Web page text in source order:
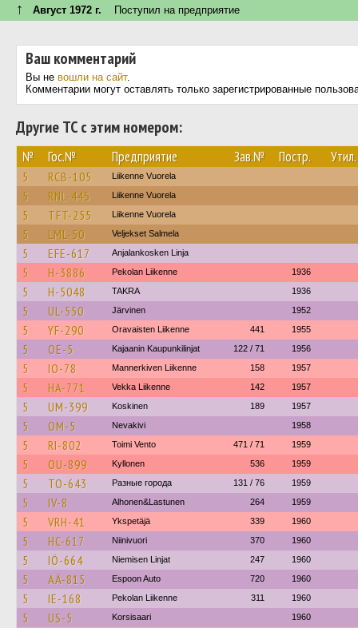
↑ Август 1972 г. Поступил на предприятие
Ваш комментарий
Вы не вошли на сайт.
Комментарии могут оставлять только зарегистрированные
Другие ТС с этим номером:
№ Гос.№ Предприятие Зав.№ Постр. Утил.
5 RCB-105 Liikenne Vuorela
5 RNL-445 Liikenne Vuorela
5 TFT-255 Liikenne Vuorela
5 LML-50 Veljekset Salmela
5 EFE-617 Anjalankosken Linja
5 H-3886 Pekolan Liikenne 1936
5 H-5048 TAKRA 1936
5 UL-550 Järvinen 1952
5 YF-290 Oravaisten Liikenne 441 1955
5 OE-5 Kajaanin Kaupunkilinjat 122 / 71 1956
5 IO-78 Mannerkiven Liikenne 158 1957
5 HA-771 Vekka Liikenne 142 1957
5 UM-399 Koskinen 189 1957
5 OM-5 Nevakivi 1958
5 RI-802 Toimi Vento 471 / 71 1959
5 OU-899 Kyllonen 536 1959
5 TO-643 Разные города 131 / 76 1959
5 IV-8 Alhonen&Lastunen 264 1959
5 VRH-41 Ykspetäjä 339 1960
5 HC-617 Niinivuori 370 1960
5 IÖ-664 Niemisen Linjat 247 1960
5 AÄ-815 Espoon Auto 720 1960
5 IE-168 Pekolan Liikenne 311 1960
5 US-5 Korsisaari 1960